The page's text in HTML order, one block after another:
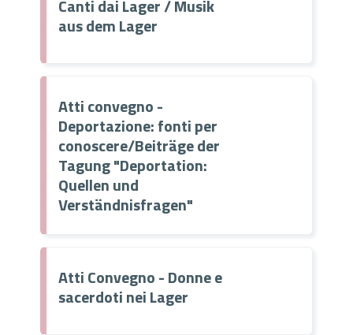
Canti dai Lager / Musik
aus dem Lager
Atti convegno -
Deportazione: fonti per
conoscere/Beiträge der
Tagung "Deportation:
Quellen und
Verständnisfragen"
Atti Convegno - Donne e
sacerdoti nei Lager